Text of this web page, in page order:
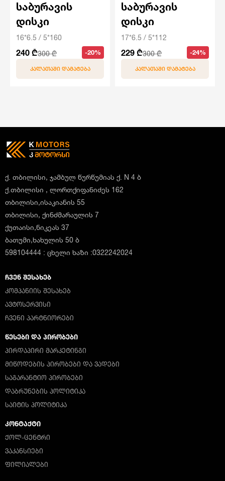
საბურავის
დისკი
16*6.5 / 5*160
240 ₾300 ₾ -20%
ᲙᲐᲚᲐᲗᲐᲨᲘ ᲓᲐᲛᲐᲢᲔᲑᲐ
საბურავის
დისკი
17*6.5 / 5*112
229 ₾300 ₾ -24%
ᲙᲐᲚᲐᲗᲐᲨᲘ ᲓᲐᲛᲐᲢᲔᲑᲐ
ქ. თბილისი, ჯამბულ წურწუმიას ქ. N 4 ბ
ქ.თბილისი , ლორთქიფანიძეს 162
თბილისი,ისაკიანის 55
თბილისი, ქინძმარაულის 7
ქუთაისი,ნიკეას 37
ბათუმი,ხახულის 50 ბ
598104444 : ცხელი ხაზი :0322242024
ᲩᲕᲔᲜ ᲨᲔᲡᲐᲮᲔᲑ
ᲙᲝᲛᲞᲐᲜᲘᲘᲡ ᲨᲔᲡᲐᲮᲔᲑ
ᲐᲕᲢᲝᲡᲔᲠᲕᲘᲡᲘ
ᲩᲕᲔᲜᲘ ᲞᲐᲠᲢᲜᲘᲝᲠᲔᲑᲘ
ᲬᲔᲡᲔᲑᲘ ᲓᲐ ᲞᲘᲠᲝᲑᲔᲑᲘ
ᲞᲘᲠᲓᲐᲞᲘᲠᲘ ᲛᲐᲠᲙᲔᲢᲘᲜᲒᲘ
ᲛᲘᲬᲝᲓᲔᲑᲘᲡ ᲞᲘᲠᲝᲑᲔᲑᲘ ᲓᲐ ᲕᲐᲓᲔᲑᲘ
ᲡᲐᲒᲐᲠᲐᲜᲢᲘᲝ ᲞᲘᲠᲝᲑᲔᲑᲘ
ᲓᲐᲑᲠᲣᲜᲔᲑᲘᲡ ᲞᲝᲚᲘᲢᲘᲙᲐ
ᲡᲐᲘᲢᲘᲡ ᲞᲝᲚᲘᲢᲘᲙᲐ
ᲙᲝᲜᲢᲐᲥᲢᲘ
ᲥᲝᲚ-ᲪᲔᲜᲢᲠᲘ
ᲕᲐᲙᲐᲜᲡᲘᲔᲑᲘ
ᲤᲘᲚᲘᲐᲚᲔᲑᲘ